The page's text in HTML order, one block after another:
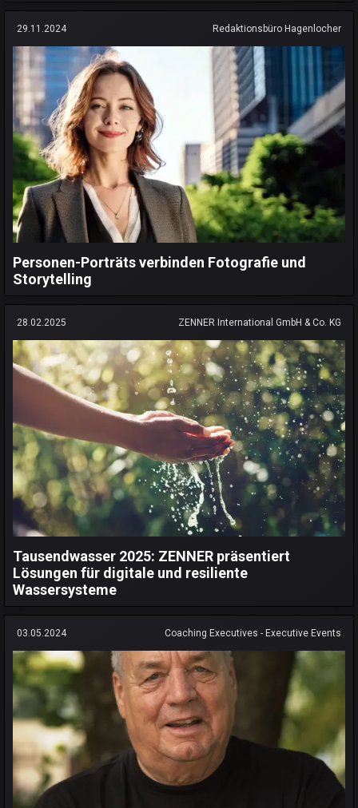
29.11.2024 Redaktionsbüro Hagenlocher
Personen-Porträts verbinden Fotografie und
Storytelling
28.02.2025 ZENNER International GmbH & Co. KG
Tausendwasser 2025: ZENNER präsentiert
Lösungen für digitale und resiliente
Wassersysteme
03.05.2024 Coaching Executives - Executive Events